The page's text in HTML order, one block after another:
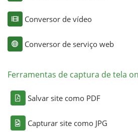
Conversor de vídeo
Conversor de serviço web
Ferramentas de captura de tela
Salvar site como PDF
Capturar site como JPG